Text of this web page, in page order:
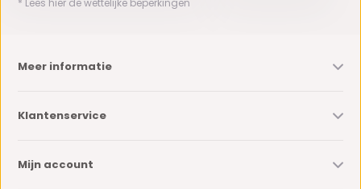
Meer informatie
Klantenservice
Mijn account